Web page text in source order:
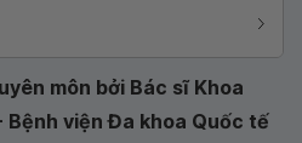
môn bởi Bác sĩ Khoa
Bệnh viện Đa khoa Quốc tế